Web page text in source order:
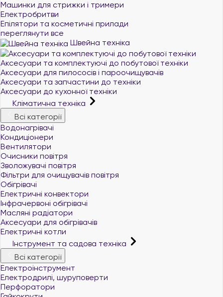
Машинки для стрижки і тримери
Електробритви
Епілятори та косметичні прилади
переглянути все
Швейна техніка
Аксесуари та комплектуючі до побутової техніки
Аксесуари для пилососів і пароочищувачів
Аксесуари та запчастини до техніки
Аксесуари до кухонної техніки
Кліматична техніка
Всі категорії
Водонагрівачі
Кондиціонери
Вентилятори
Очисники повітря
Зволожувачі повітря
Фільтри для очищувачів повітря
Обігрівачі
Електричні конвектори
Інфрачервоні обігрівачі
Масляні радіатори
Аксесуари для обігрівачів
Електричні котли
Інструмент та садова техніка
Всі категорії
Електроінструмент
Електродрилі, шуруповерти
Перфоратори